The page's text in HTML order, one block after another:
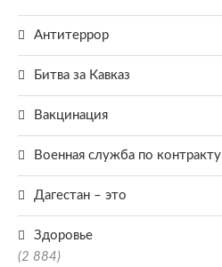
Антитеррор
Битва за Кавказ
Вакцинация
Военная служба по контракту
Дагестан – это
Здоровье
(2 884)